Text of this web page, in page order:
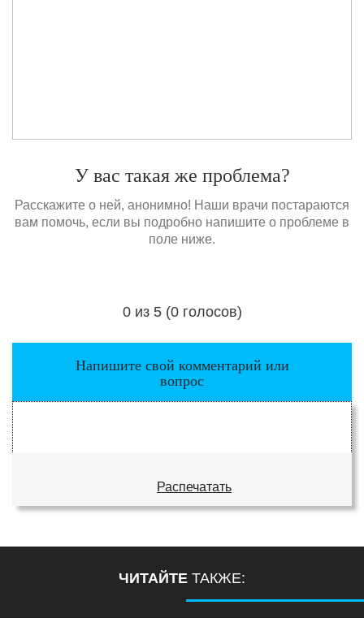
У вас такая же проблема?
Расскажите о ней, анонимно! Наши врачи постараются
вам помочь, если вы подробно напишите о проблеме в
поле ниже.
Загрузка...
0 из 5 (0 голосов)
Напишите свой комментарий или
вопрос
Распечатать
ЧИТАЙТЕ ТАКЖЕ: